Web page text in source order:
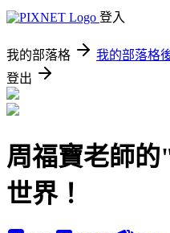
登入
我的部落格 我的部落格
登出
周福寶老師
世界！